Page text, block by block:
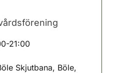
21:00
Skjutbana, Böle,